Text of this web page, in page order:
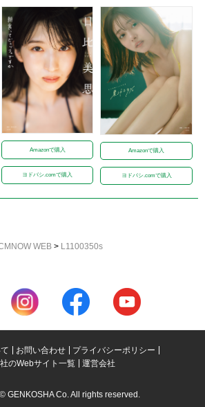
Amazonで購入
ヨドバシ.comで購入
Amazonで購入
ヨドバシ.comで購入
WEB > L1100350s
お問い合わせ
プライバシーポリシー
のWebサイト一覧
運営会社
GENKOSHA Co. All rights reserved.